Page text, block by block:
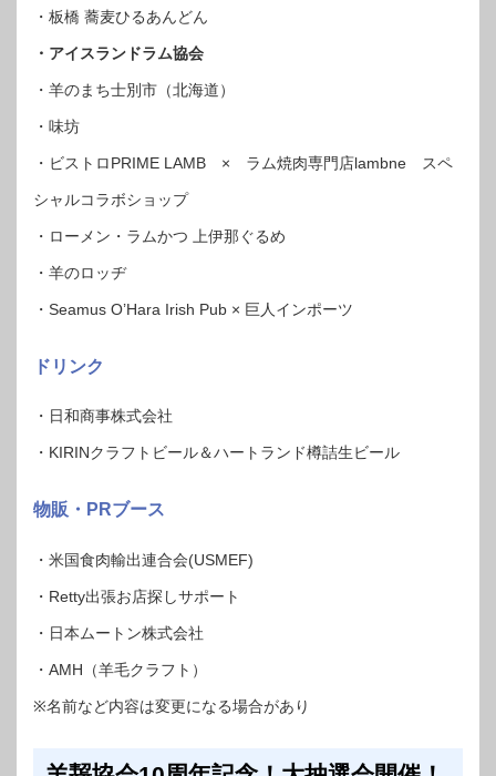
・板橋 蕎麦ひるあんどん
・アイスランドラム協会
・羊のまち士別市（北海道）
・味坊
・ビストロPRIME LAMB × ラム焼肉専門店lambne スペ
シャルコラボショップ
・ローメン・ラムかつ 上伊那ぐるめ
・羊のロッヂ
・Seamus O’Hara Irish Pub × 巨人インポーツ
ドリンク
・日和商事株式会社
・KIRINクラフトビール＆ハートランド樽詰生ビール
物販・PRブース
・米国食肉輸出連合会(USMEF)
・Retty出張お店探しサポート
・日本ムートン株式会社
・AMH（羊毛クラフト）
※名前など内容は変更になる場合があり